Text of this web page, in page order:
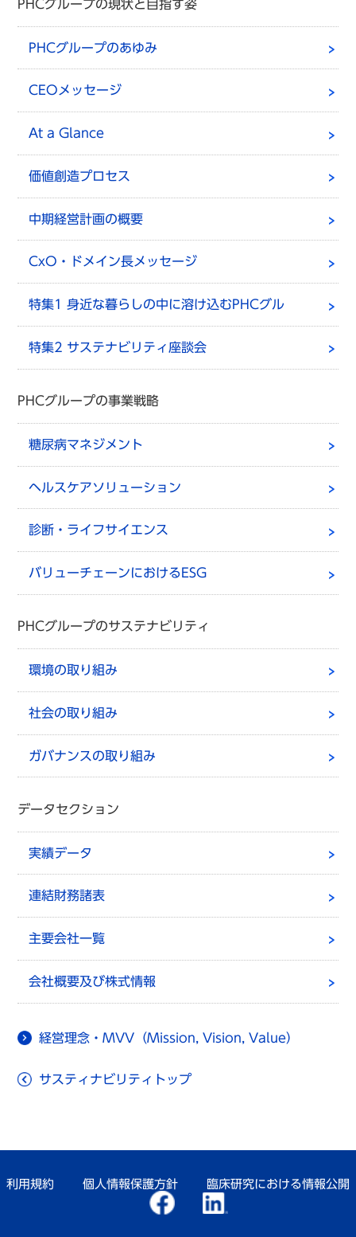
PHCグループの現状と目指す姿
PHCグループのあゆみ
CEOメッセージ
At a Glance
価値創造プロセス
中期経営計画の概要
CxO・ドメイン長メッセージ
特集1 身近な暮らしの中に溶け込むPHCグル
ープ
特集2 サステナビリティ座談会
PHCグループの事業戦略
糖尿病マネジメント
ヘルスケアソリューション
診断・ライフサイエンス
バリューチェーンにおけるESG
PHCグループのサステナビリティ
環境の取り組み
社会の取り組み
ガバナンスの取り組み
データセクション
実績データ
連結財務諸表
主要会社一覧
会社概要及び株式情報
経営理念・MVV（Mission, Vision, Value）
サスティナビリティトップ
利用規約 個人情報保護方針 臨床研究における情報公開